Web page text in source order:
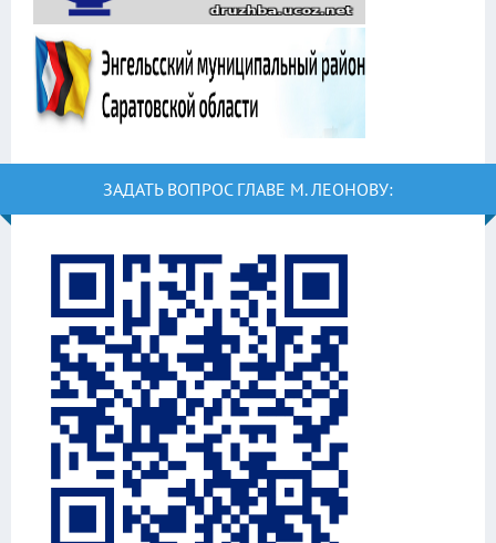
ЗАДАТЬ ВОПРОС ГЛАВЕ М. ЛЕОНОВУ: